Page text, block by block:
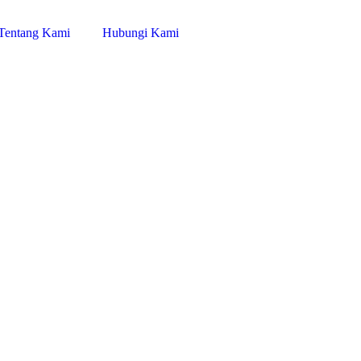
Kami Hubungi Kami